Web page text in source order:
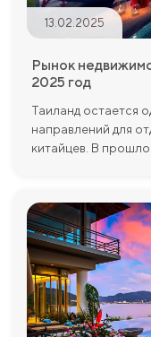
13.02.2025
Рынок
2025 год
Таиланд остается
направлений для
китайцев. В